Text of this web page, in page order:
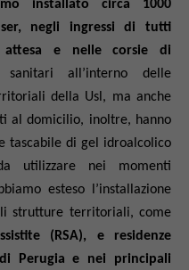
installato circa 1000
negli ingressi di tutti
attesa e nelle corsie di
all’interno delle
della Usl, ma anche
al domicilio, inoltre, hanno
tascabile di gel idroalcolico
utilizzare nei momenti
esteso l’installazione
strutture territoriali, come
(RSA), e residenze
Perugia e nei principali